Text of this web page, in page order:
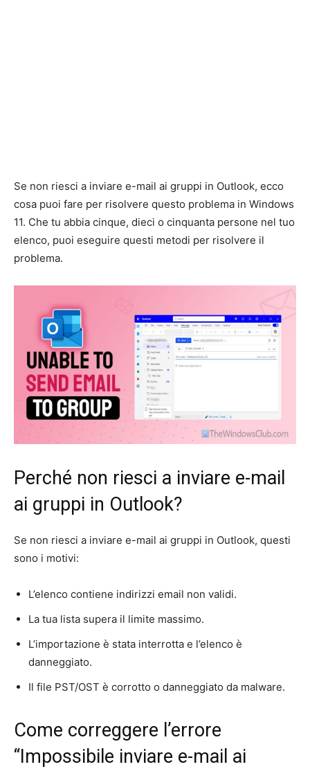
Se non riesci a inviare e-mail ai gruppi in Outlook, ecco
cosa puoi fare per risolvere questo problema in Windows
11. Che tu abbia cinque, dieci o cinquanta persone nel tuo
elenco, puoi eseguire questi metodi per risolvere il
problema.
Perché non riesci a inviare e-mail
ai gruppi in Outlook?
Se non riesci a inviare e-mail ai gruppi in Outlook, questi
sono i motivi:
L’elenco contiene indirizzi email non validi.
La tua lista supera il limite massimo.
L’importazione è stata interrotta e l’elenco è
danneggiato.
Il file PST/OST è corrotto o danneggiato da malware.
Come correggere l’errore
“Impossibile inviare e-mail ai